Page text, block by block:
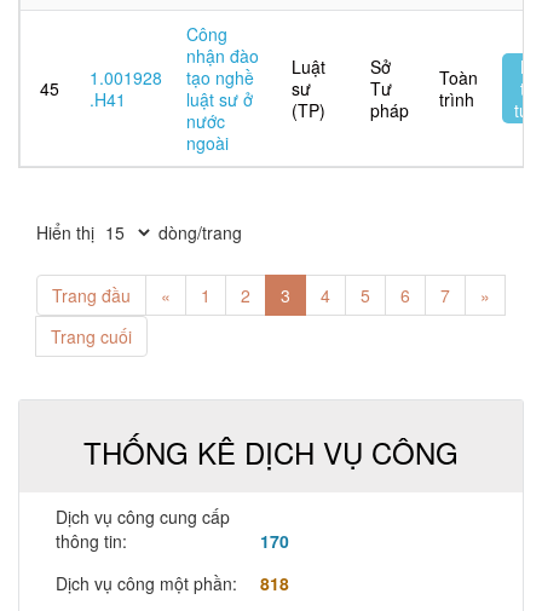
45
1.001928
.H41
Công
nhận đào
tạo nghề
luật sư ở
nước
ngoài
Luật
sư
(TP)
Sở
Tư
pháp
Toàn
trình
Hiển thị dòng/trang
Trang đầu « 1 2 3 4 5 6 7
»
Trang cuối
THỐNG KÊ DỊCH VỤ CÔNG
Dịch vụ công cung cấp
thông tin:
170
Dịch vụ công một phần:
818